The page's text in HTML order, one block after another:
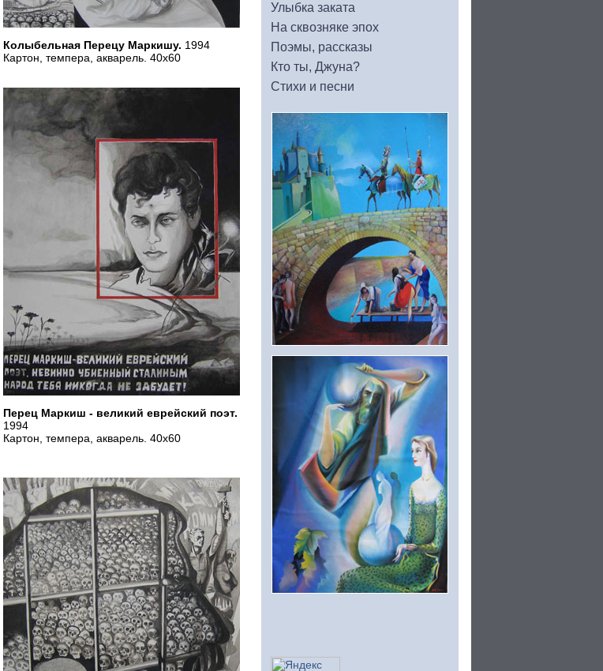
Колыбельная Перецу Маркишу. 1994
Картон, темпера, акварель. 40х60
Перец Маркиш - великий еврейский поэт.
1994
Картон, темпера, акварель. 40х60
Улыбка заката
На сквозняке эпох
Поэмы, рассказы
Кто ты, Джуна?
Стихи и песни